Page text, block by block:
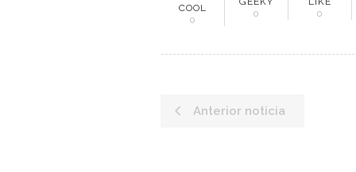
COOL
0
0
0
Anterior noticia